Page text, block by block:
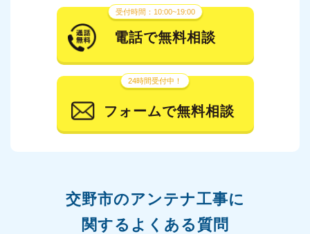
受付時間：10:00~19:00
電話で無料相談
24時間受付中！
フォームで無料相談
交野市のアンテナ工事に
関するよくある質問